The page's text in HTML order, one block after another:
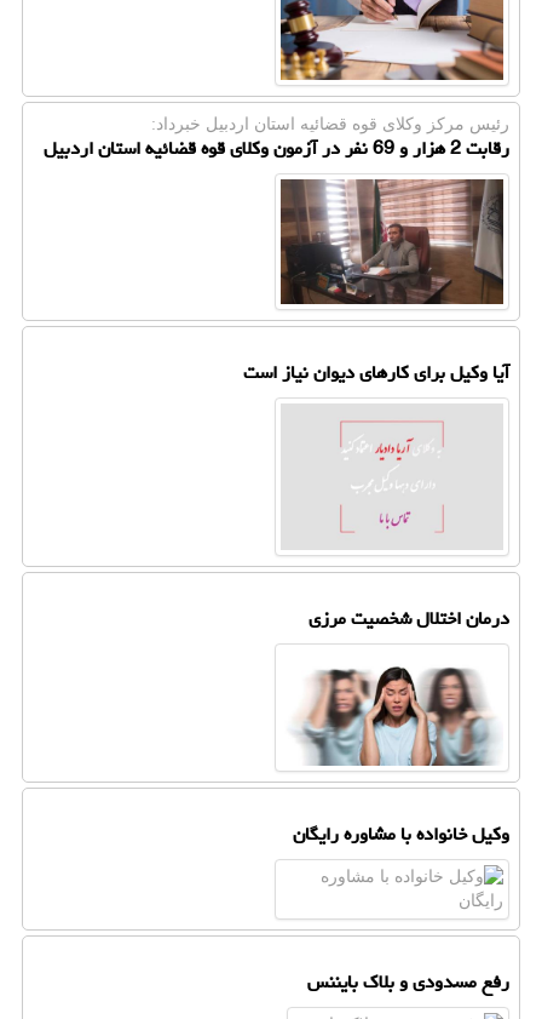
رئیس مركز وكلای قوه قضائیه استان اردبیل خبرداد:
رقابت 2 هزار و 69 نفر در آزمون وکلای قوه قضائیه استان اردبیل
آیا وکیل برای کارهای دیوان نیاز است
درمان اختلال شخصیت مرزی
وکیل خانواده با مشاوره رایگان
رفع مسدودی و بلاک بایننس